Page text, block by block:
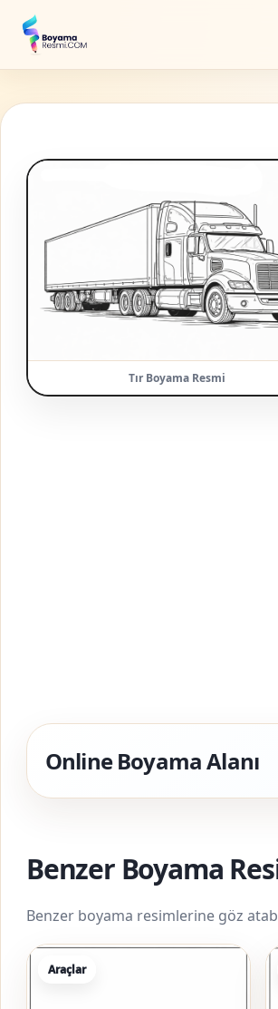
Tır Boyama Resmi
Online Boyama Alanı
Benzer Boyama
Benzer boyama resimlerine göz
Araçlar